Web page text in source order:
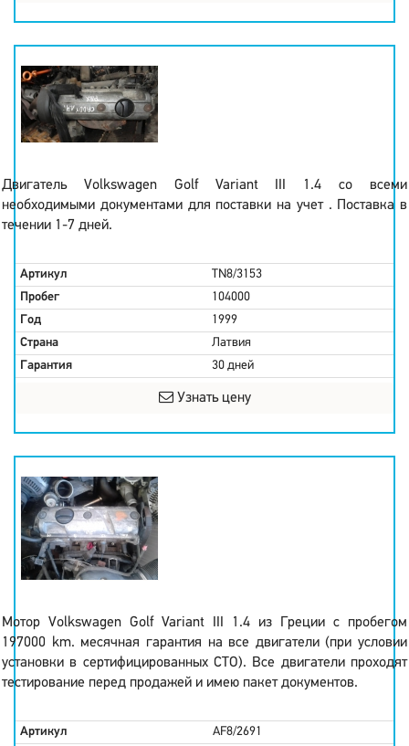
Двигатель Volkswagen Golf Variant III 1.4 со всеми
необходимыми документами для поставки на учет . Поставка в
течении 1-7 дней.
Артикул
TN8/3153
Пробег
104000
Год
1999
Страна
Латвия
Гарантия
30 дней
Узнать цену
Мотор Volkswagen Golf Variant III 1.4 из Греции с пробегом
197000 km. месячная гарантия на все двигатели (при условии
установки в сертифицированных СТО). Все двигатели проходят
тестирование перед продажей и имею пакет документов.
Артикул
AF8/2691